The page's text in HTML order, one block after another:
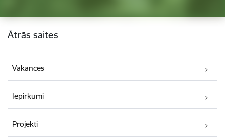
Kājene
Ātrās saites
Vakances
Iepirkumi
Projekti